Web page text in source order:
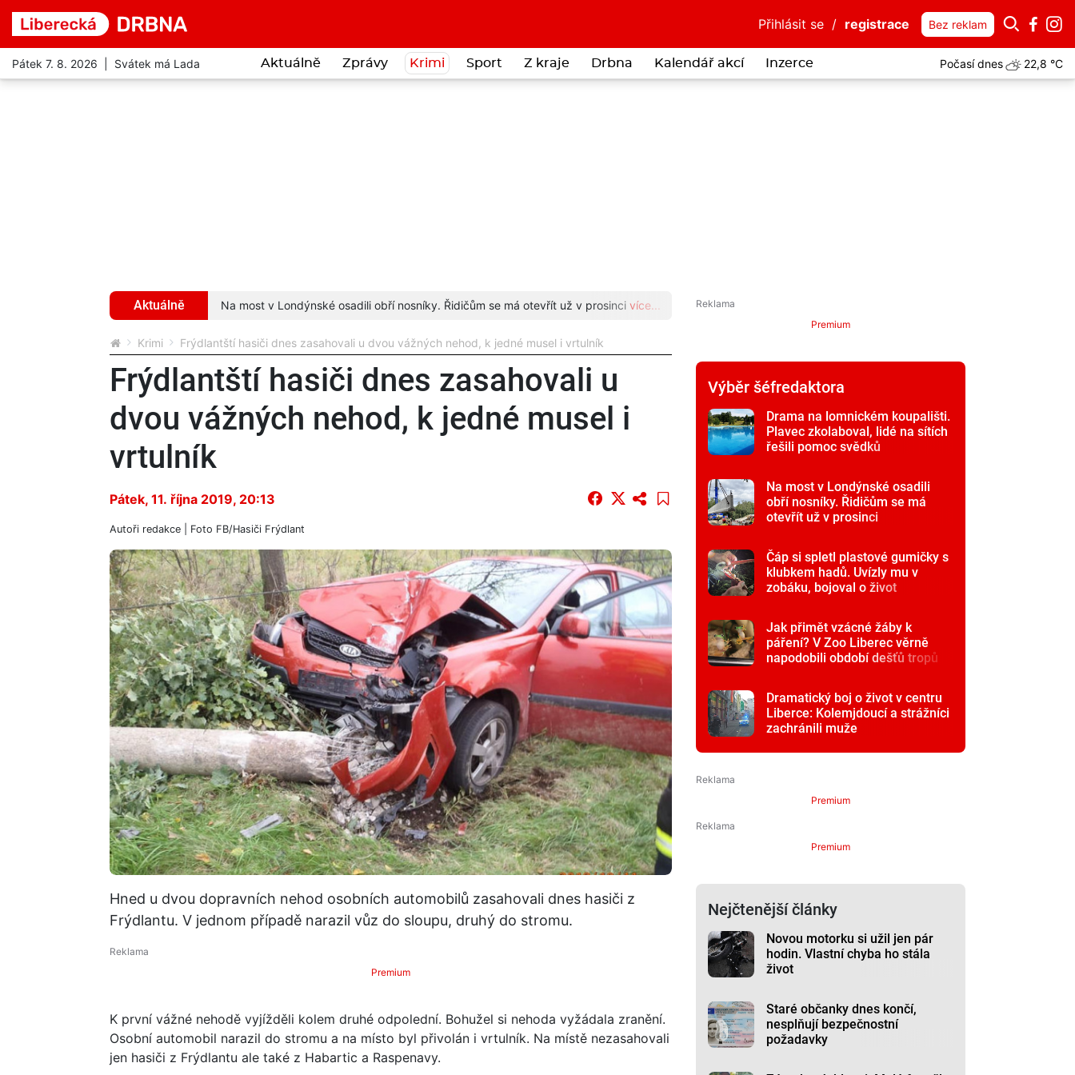
Přihlásit se / registrace Bez reklam
Pátek 7. 8. 2026 | Svátek má Lada Aktuálně Zprávy Krimi Sport Z kraje Drbna Kalendář akcí Inzerce Počasí dnes 22,8 °C
Aktuálně
Uvízly mu v zobáku, bojoval o život více...Na most v Londýnské osadili obří nosníky. Řidičům se má otevřít už v prosinci více... Znáte muže z fotky? Mohl by vědět víc o vloupání do auta Horské služby
Krimi Frýdlantští hasiči dnes zasahovali u dvou vážných nehod, k jedné musel i vrtulník
Frýdlantští hasiči dnes zasahovali u
dvou vážných nehod, k jedné musel i
vrtulník
Pátek, 11. října 2019, 20:13
Autoři redakce | Foto FB/Hasiči Frýdlant
Hned u dvou dopravních nehod osobních automobilů zasahovali dnes hasiči z
Frýdlantu. V jednom případě narazil vůz do sloupu, druhý do stromu.
Premium
K první vážné nehodě vyjížděli kolem druhé odpolední. Bohužel si nehoda vyžádala zranění.
Osobní automobil narazil do stromu a na místo byl přivolán i vrtulník. Na místě nezasahovali
jen hasiči z Frýdlantu ale také z Habartic a Raspenavy.
Premium
Výběr šéfredaktora
Drama na lomnickém koupališti.
Plavec zkolaboval, lidé na sítích
řešili pomoc svědků
Na most v Londýnské osadili
obří nosníky. Řidičům se má
otevřít už v prosinci
Čáp si spletl plastové gumičky s
klubkem hadů. Uvízly mu v
zobáku, bojoval o život
Jak přimět vzácné žáby k
páření? V Zoo Liberec věrně
napodobili období dešťů tropů
Dramatický boj o život v centru
Liberce: Kolemjdoucí a strážníci
zachránili muže
Premium
Premium
Nejčtenější články
Novou motorku si užil jen pár
hodin. Vlastní chyba ho stála
život
Staré občanky dnes končí,
nesplňují bezpečnostní
požadavky